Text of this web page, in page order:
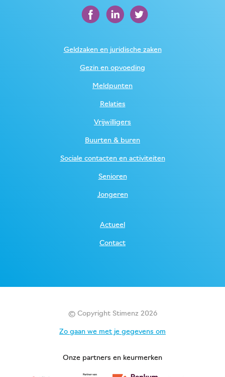
Geldzaken en juridische zaken
Gezin en opvoeding
Meldpunten
Relaties
Vrijwilligers
Buurten & buren
Sociale contacten en activiteiten
Senioren
Jongeren
Actueel
Contact
© Copyright Stimenz 2026
Zo gaan we met je gegevens om
Onze partners en keurmerken